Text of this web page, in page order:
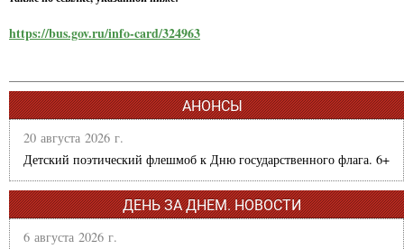
https://bus.gov.ru/info-card/324963
АНОНСЫ
20 августа 2026 г.
Детский поэтический флешмоб к Дню государственного флага. 6+
ДЕНЬ ЗА ДНЕМ. НОВОСТИ
6 августа 2026 г.